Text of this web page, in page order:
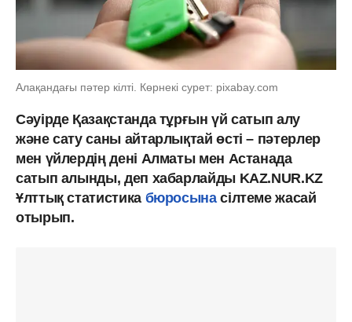
Алақандағы пәтер кілті. Көрнекі сурет: pixabay.com
Сәуірде Қазақстанда тұрғын үй сатып алу
және сату саны айтарлықтай өсті – пәтерлер
мен үйлердің дені Алматы мен Астанада
сатып алынды, деп хабарлайды KAZ.NUR.KZ
Ұлттық статистика бюросынасілтеме жасай
отырып.